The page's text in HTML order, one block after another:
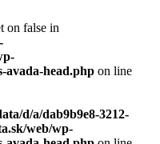
on false in
avada-head.php on line
d/a/dab9b9e8-3212-
web/wp-